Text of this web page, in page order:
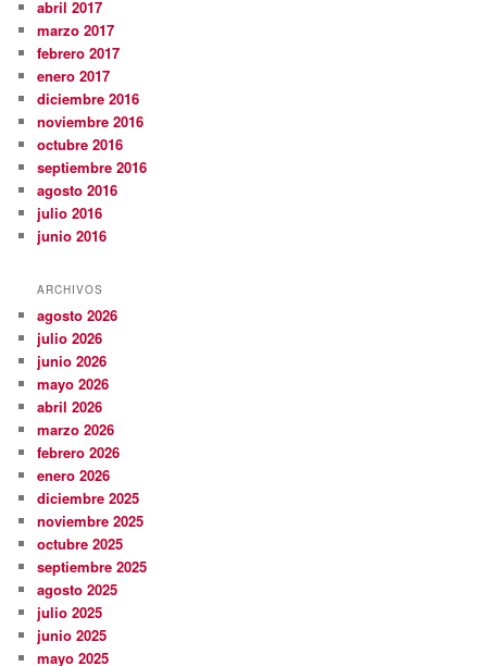
abril 2017
marzo 2017
febrero 2017
enero 2017
diciembre 2016
noviembre 2016
octubre 2016
septiembre 2016
agosto 2016
julio 2016
junio 2016
ARCHIVOS
agosto 2026
julio 2026
junio 2026
mayo 2026
abril 2026
marzo 2026
febrero 2026
enero 2026
diciembre 2025
noviembre 2025
octubre 2025
septiembre 2025
agosto 2025
julio 2025
junio 2025
mayo 2025